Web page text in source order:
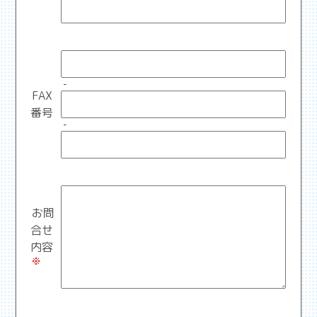
FAX
番号
-
-
お問
合せ
内容